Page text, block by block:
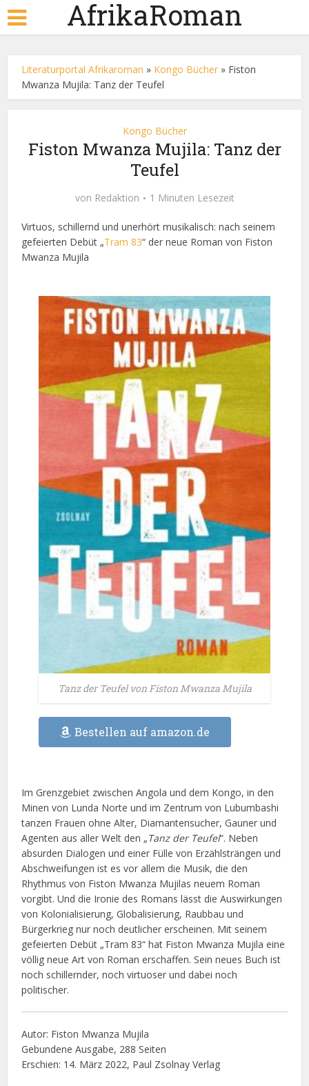
AfrikaRoman
Literaturportal Afrikaroman » Kongo Bücher » Fiston
Mwanza Mujila: Tanz der Teufel
Kongo Bücher
Fiston Mwanza Mujila: Tanz der
Teufel
von Redaktion 1 Minuten Lesezeit
Virtuos, schillernd und unerhört musikalisch: nach seinem
gefeierten Debüt „Tram 83“ der neue Roman von Fiston
Mwanza Mujila
Tanz der Teufel von Fiston Mwanza Mujila
Bestellen auf amazon.de
Im Grenzgebiet zwischen Angola und dem Kongo, in den
Minen von Lunda Norte und im Zentrum von Lubumbashi
tanzen Frauen ohne Alter, Diamantensucher, Gauner und
Agenten aus aller Welt den „Tanz der Teufel“. Neben
absurden Dialogen und einer Fülle von Erzählsträngen und
Abschweifungen ist es vor allem die Musik, die den
Rhythmus von Fiston Mwanza Mujilas neuem Roman
vorgibt. Und die Ironie des Romans lässt die Auswirkungen
von Kolonialisierung, Globalisierung, Raubbau und
Bürgerkrieg nur noch deutlicher erscheinen. Mit seinem
gefeierten Debüt „Tram 83“ hat Fiston Mwanza Mujila eine
völlig neue Art von Roman erschaffen. Sein neues Buch ist
noch schillernder, noch virtuoser und dabei noch
politischer.
Autor: Fiston Mwanza Mujila
Gebundene Ausgabe, 288 Seiten
Erschien: 14. März 2022, Paul Zsolnay Verlag